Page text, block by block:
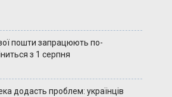
пошти запрацюють по-
з 1 серпня
додасть проблем: українців